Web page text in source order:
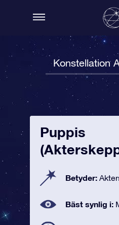
Konstellation
Puppis
Betyder:
Bäst synlig i: